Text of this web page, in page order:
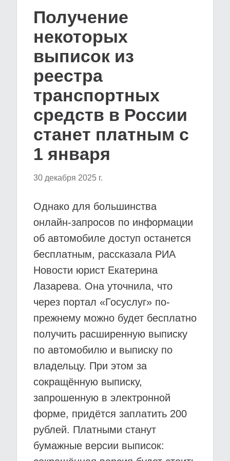
Получение
некоторых
выписок из
реестра
транспортных
средств в России
станет платным с
1 января
30 декабря 2025 г.
Однако для большинства
онлайн-запросов по информации
об автомобиле доступ останется
бесплатным, рассказала РИА
Новости юрист Екатерина
Лазарева. Она уточнила, что
через портал «Госуслуг» по-
прежнему можно будет бесплатно
получить расширенную выписку
по автомобилю и выписку по
владельцу. При этом за
сокращённую выписку,
запрошенную в электронной
форме, придётся заплатить 200
рублей. Платными станут
бумажные версии выписок: